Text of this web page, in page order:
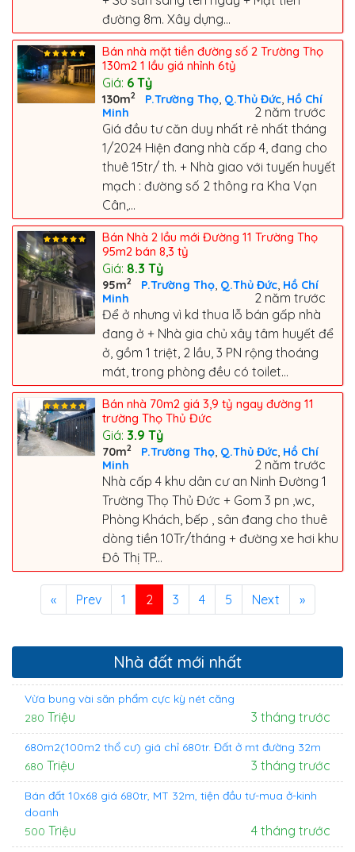
đường 8m. Xây dựng...
Bán nhà mặt tiền đường số 2 Trường Thọ
130m2 1 lầu giá nhỉnh 6tỷ
Giá: 6 Tỷ
130m2 P.Trường Thọ Q.Thủ Đức Hồ Chí
Minh
2 năm trước
Giá đầu tư căn duy nhất rẻ nhất tháng
1/2024 Hiện đang nhà cấp 4, đang cho
thuê 15tr/ th. + Nhà giao với tuyến huyết
mạch : đường số 2 thông ra Kha Vạn
Cân,...
Bán Nhà 2 lầu mới Đường 11 Trường Thọ
95m2 bán 8,3 tỷ
Giá: 8.3 Tỷ
95m2 P.Trường Thọ Q.Thủ Đức Hồ Chí
Minh
2 năm trước
Để ở nhưng vì kd thua lỗ bán gấp nhà
đang ở + Nhà gia chủ xây tâm huyết để
ở, gồm 1 triệt, 2 lầu, 3 PN rộng thoáng
mát, trong phòng đều có toilet...
Bán nhà 70m2 giá 3,9 tỷ ngay đường 11
trường Thọ Thủ Đức
Giá: 3.9 Tỷ
70m2 P.Trường Thọ Q.Thủ Đức Hồ Chí
Minh
2 năm trước
Nhà cấp 4 khu dân cư an Ninh Đường 1
Trường Thọ Thủ Đức + Gom 3 pn ,wc,
Phòng Khách, bếp , sân đang cho thuê
dòng tiền 10Tr/tháng + đường xe hơi khu
Đô Thị TP...
« Prev 1 2 3 4 5 Next »
Nhà đất mới nhất
Vừa bung vài săn phẩm cực kỳ nét căng
280 Triệu 3 tháng trước
680m2(100m2 thổ cư) giá chỉ 680tr. Đất ở mt đường 32m
680 Triệu 3 tháng trước
Bán đất 10x68 giá 680tr, MT 32m, tiện đầu tư-mua ở-kinh
doanh
500 Triệu 4 tháng trước